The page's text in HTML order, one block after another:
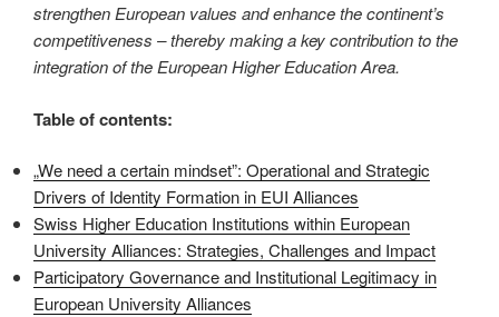
strengthen European values and enhance the continent’s
competitiveness – thereby making a key contribution to the
integration of the European Higher Education Area.
Table of contents:
„We need a certain mindset”: Operational and Strategic
Drivers of Identity Formation in EUI Alliances
Swiss Higher Education Institutions within European
University Alliances: Strategies, Challenges and Impact
Participatory Governance and Institutional Legitimacy in
European University Alliances